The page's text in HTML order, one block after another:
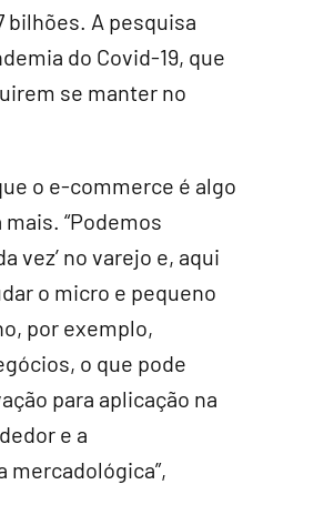
bilhões. A pesquisa
do Covid-19, que
se manter no
o e-commerce é algo
“Podemos
vez’ no varejo e, aqui
o micro e pequeno
por exemplo,
o que pode
para aplicação na
e a
mercadológica”,